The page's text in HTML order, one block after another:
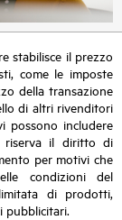
stabilisce il prezzo
come le imposte
della transazione
di altri rivenditori
possono includere
riserva il diritto di
per motivi che
condizioni del
di prodotti,